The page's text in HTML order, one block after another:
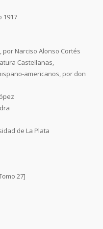
1917
Narciso Alonso Cortés
Castellanas,
americanos, por don
de La Plata
27]